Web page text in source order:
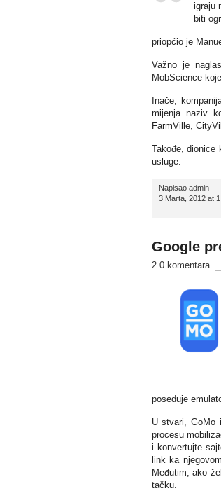
igraju
biti
priopćio je
Važno je
MobScience
Inače,
mijenja naziv
FarmVille,
Takođe, dionice
usluge.
Napisao admin
3 Marta, 2012 at
Google
2 0 komentara
poseduje
U stvari, GoMo
procesu
i konvertujte
link ka
Međutim, ako
tačku.